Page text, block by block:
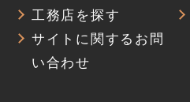
工務店を探す
サイトに関するお問
い合わせ